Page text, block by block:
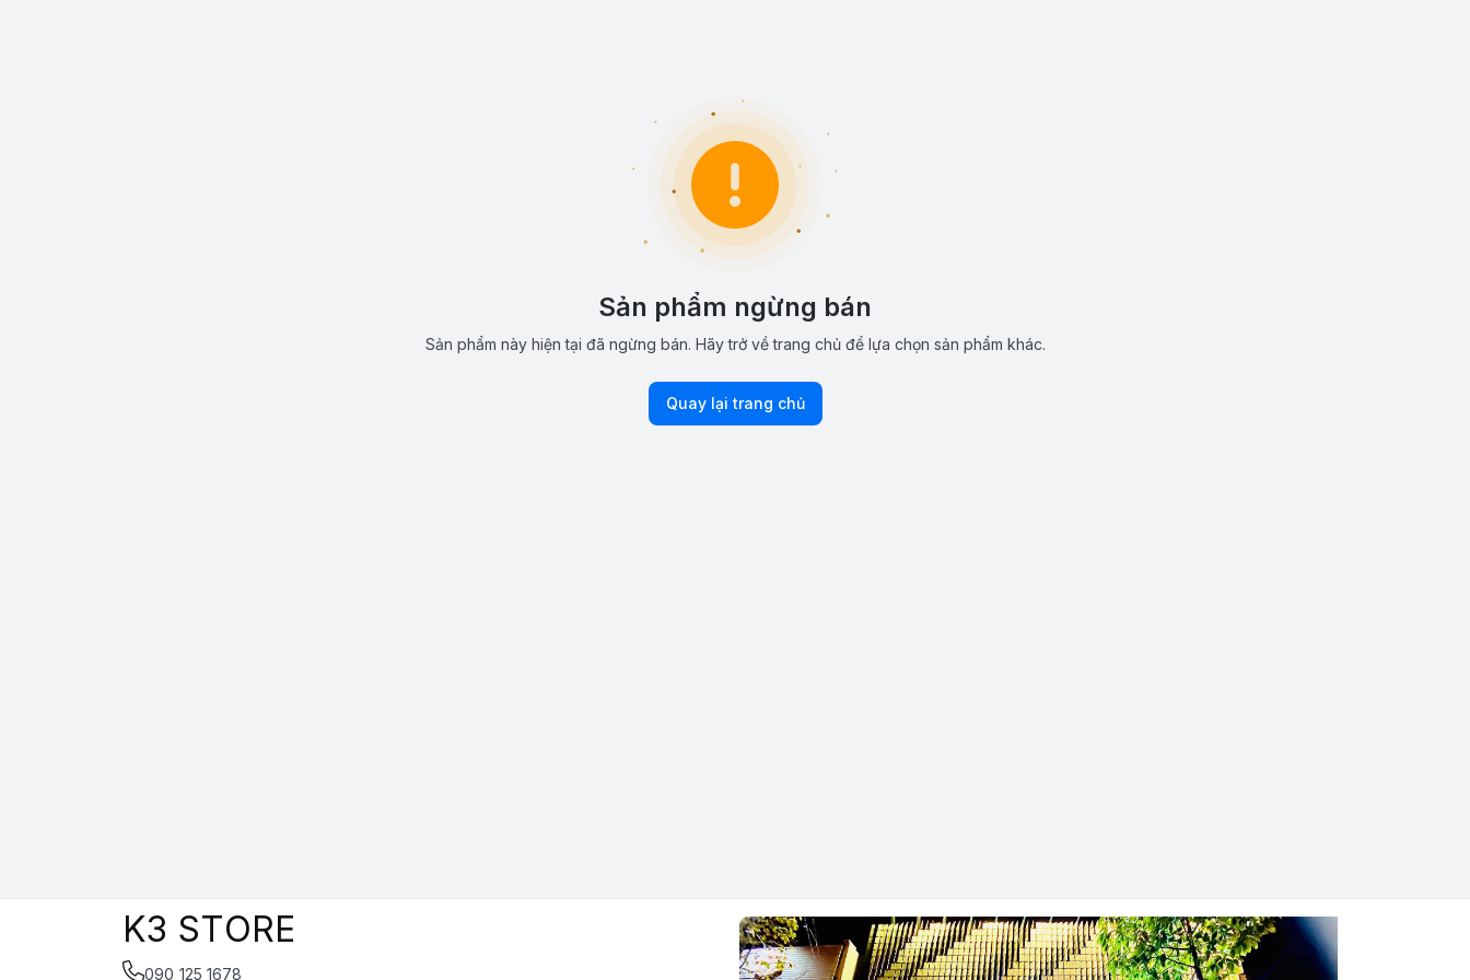
Sản phẩm ngừng bán
Sản phẩm này hiện tại đã ngừng bán. Hãy trở về trang chủ để lựa chọn sản phẩm khác.
Quay lại trang chủ
K3 STORE
090 125 1678